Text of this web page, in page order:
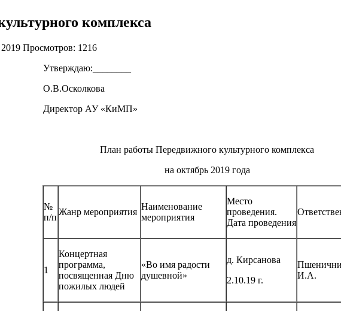
комплекса
Просмотров: 1216
Утверждаю:________
О.В.Осколкова
Директор АУ «КиМП»
План работы Передвижного культурного комплекса
на октябрь 2019 года
№
п/п
Жанр мероприятия
Наименование
мероприятия
Место
проведения.
Дата проведения
1
Концертная
программа,
посвященная Дню
пожилых людей
«Во имя радости
душевной»
д. Кирсанова
2.10.19 г.
И.А.